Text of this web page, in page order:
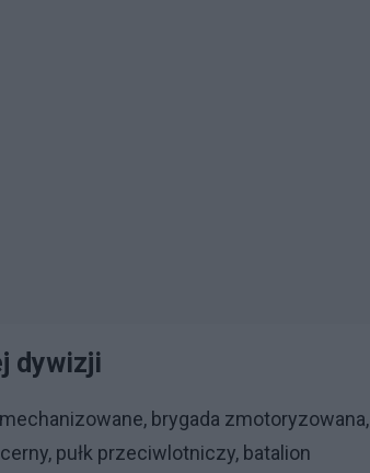
dywizji
brygada zmotoryzowana,
pułk przeciwlotniczy, batalion